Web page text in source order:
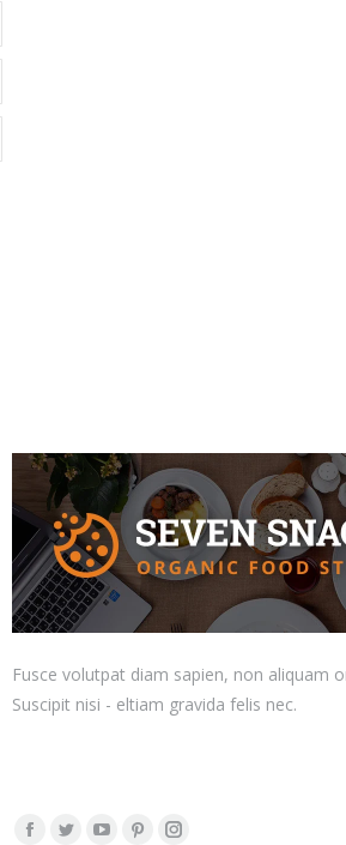
Fusce volutpat diam sapien, non aliquam
Suscipit nisi - eltiam gravida felis nec.
Trouvez nous sur :